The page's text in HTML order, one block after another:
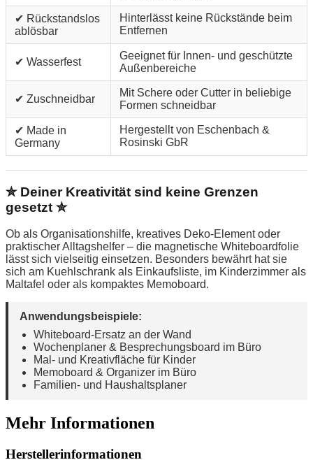
✔ Rückstandslos
ablösbar
Hinterlässt keine Rückstände beim
Entfernen
✔ Wasserfest
Geeignet für Innen- und geschützte
Außenbereiche
✔ Zuschneidbar
Mit Schere oder Cutter in beliebige
Formen schneidbar
✔ Made in
Germany
Hergestellt von Eschenbach &
Rosinski GbR
✮ Deiner Kreativität sind keine Grenzen
gesetzt ✮
Ob als Organisationshilfe, kreatives Deko-Element oder
praktischer Alltagshelfer – die magnetische Whiteboardfolie
lässt sich vielseitig einsetzen. Besonders bewährt hat sie
sich am Kuehlschrank als Einkaufsliste, im Kinderzimmer als
Maltafel oder als kompaktes Memoboard.
Anwendungsbeispiele:
Whiteboard-Ersatz an der Wand
Wochenplaner & Besprechungsboard im Büro
Mal- und Kreativfläche für Kinder
Memoboard & Organizer im Büro
Familien- und Haushaltsplaner
Mehr Informationen
Herstellerinformationen